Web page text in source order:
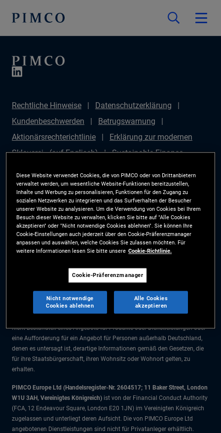
Rechtliche Hinweise
Datenschutzerklärung
Kundenbeschwerden
Betrugswarnung
Aktionärsrechterichtlinie
Erklärung zur modernen
Sklaverei - (auf Englisch)
Sustainable Finance
Anlegerrechte
Site Map
Cookie-Präferenzmanager
PIMCO ESG Rating Methodology
Die Informationen auf dieser Website sind ausschließlich für Deutsche
Staatsbürger bestimmt.
ausschließlich zu Informationszwecken und dürfen nicht als
Anlageberatung verstanden werden. Anleger sollten vor einer
Die Produkte und Dienstleistungen stehen nur Bürgern dieser
nicht Bestandteil eines Angebots für Produkte oder Dienstleistungen oder
eine Aufforderung für ein Angebot für Personen außerhalb Deutschland,
denen es untersagt ist, derartige Informationen gemäß den Gesetzen, die
für ihre Staatsbürgerschaft, ihren Wohnsitz oder Wohnort gelten, zu
erhalten.
PIMCO Europe Ltd (Handelsregister-Nr. 2604517; 11 Baker Street, London
W1U 3AH, Vereinigtes Königreich) ist von der Financial Conduct Authority
(FCA, 12 Endeavour Square, London E20 1JN) im Vereinigten Königreich
zugelassen und unterliegt deren Aufsicht. Die von PIMCO Europe Ltd
angebotenen Dienstleistungen sind nicht für Privatanleger erhältlich.
Diese Website verwendet Cookies, die von PIMCO oder von Drittanbietern
verwaltet werden, um wesentliche Website-Funktionen bereitzustellen,
Inhalte und Werbung zu personalisieren, Funktionen für den Zugang zu
sozialen Netzwerken zu integrieren und das Surfverhalten der Besucher
unserer Website zu analysieren. Um die Verwendung von Cookies bei Ihrem
Besuch dieser Website zu verwalten, klicken Sie bitte auf "Alle Cookies
akzeptieren" oder "Nicht notwendige Cookies ablehnen". Sie können Ihre
Cookie-Einstellungen auch jederzeit über den Cookie-Präferenzmanager
anpassen und auswählen, welche Cookies Sie zulassen möchten. Für
weitere Informationen lesen Sie bitte unsere Cookie-Richtlinie.
Cookie-Präferenzmanager
Nicht notwendige
Cookies ablehnen
Alle Cookies
akzeptieren